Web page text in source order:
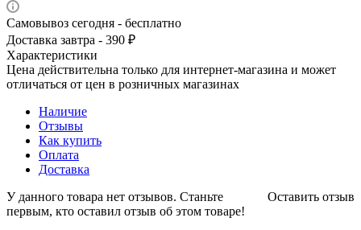
Самовывоз сегодня - бесплатно
Доставка завтра - 390 ₽
Характеристики
Цена действительна только для интернет-магазина и может
отличаться от цен в розничных магазинах
Наличие
Отзывы
Как купить
Оплата
Доставка
Оставить отзыв
У данного товара нет отзывов. Станьте
первым, кто оставил отзыв об этом товаре!